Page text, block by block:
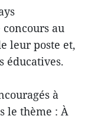
au
leur poste et,
éducatives.
à
le thème : À